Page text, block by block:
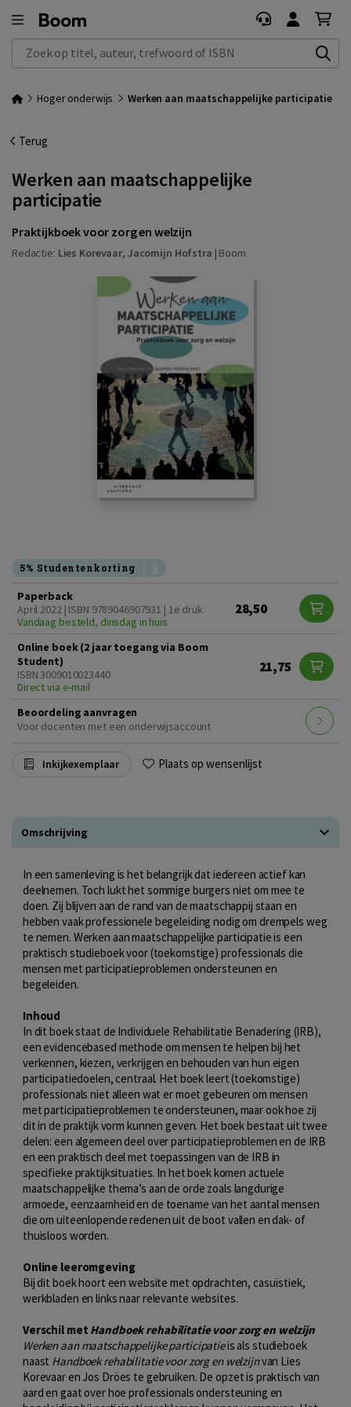
Zoek op titel, auteur, trefwoord of ISBN
Hoger onderwijs Werken aan maatschappelijke participatie
Terug
Werken aan maatschappelijke
participatie
Praktijkboek voor zorg en welzijn
Redactie: Lies Korevaar, Jacomijn Hofstra | Boom
5% Studentenkorting
Paperback
April 2022 | ISBN 9789046907931 | 1e druk
Vandaag besteld, dinsdag in huis
28,50
Online boek (2 jaar toegang via Boom
Student)
ISBN 3009010023440
Direct via e-mail
21,75
Beoordeling aanvragen
Voor docenten met een onderwijsaccount
Inkijkexemplaar Plaats op wensenlijst
Omschrijving
In een samenleving is het belangrijk dat iedereen actief kan
deelnemen. Toch lukt het sommige burgers niet om mee te
doen. Zij blijven aan de rand van de maatschappij staan en
hebben vaak professionele begeleiding nodig om drempels weg
te nemen. Werken aan maatschappelijke participatie is een
praktisch studieboek voor (toekomstige) professionals die
mensen met participatieproblemen ondersteunen en
begeleiden.
Inhoud
In dit boek staat de Individuele Rehabilitatie Benadering (IRB),
een evidencebased methode om mensen te helpen bij het
verkennen, kiezen, verkrijgen en behouden van hun eigen
participatiedoelen, centraal. Het boek leert (toekomstige)
professionals niet alleen wat er moet gebeuren om mensen
met participatieproblemen te ondersteunen, maar ook hoe zij
dit in de praktijk vorm kunnen geven. Het boek bestaat uit twee
delen: een algemeen deel over participatieproblemen en de IRB
en een praktisch deel met toepassingen van de IRB in
specifieke praktijksituaties. In het boek komen actuele
maatschappelijke thema’s aan de orde zoals langdurige
armoede, eenzaamheid en de toename van het aantal mensen
die om uiteenlopende redenen uit de boot vallen en dak- of
thuisloos worden.
Online leeromgeving
Bij dit boek hoort een website met opdrachten, casuïstiek,
werkbladen en links naar relevante websites.
Verschil met Handboek rehabilitatie voor zorg en welzijn
Werken aan maatschappelijke participatieis als studieboek
naast Handboek rehabilitatie voor zorg en welzijnvan Lies
Korevaar en Jos Dröes te gebruiken. De opzet is praktisch van
aard en gaat over hoe professionals ondersteuning en